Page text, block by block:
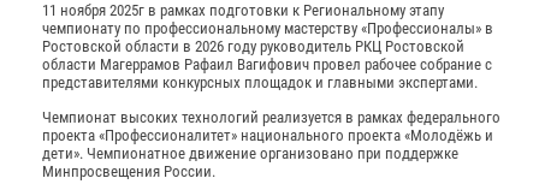
11 ноября 2025г в рамках подготовки к Региональному этапу
чемпионату по профессиональному мастерству «Профессионалы» в
Ростовской области в 2026 году руководитель РКЦ Ростовской
области Магеррамов Рафаил Вагифович провел рабочее собрание с
представителями конкурсных площадок и главными экспертами.
Чемпионат высоких технологий реализуется в рамках федерального
проекта «Профессионалитет» национального проекта «Молодёжь и
дети». Чемпионатное движение организовано при поддержке
Минпросвещения России.